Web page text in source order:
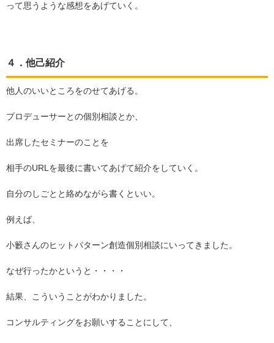
って思うような感想をあげていく。
４．他己紹介
他人のいいところをのせてあげる。
プロデューサーとの個別相談とか、
出席したセミナーのことを
相手のURLを最後に書いてあげて紹介をしていく。
自分のしごとと絡めながら書くといい。
例えば、
小籔さんのヒットパターン創造個別相談にいってきました。
なぜ行ったかというと・・・・
結果、こういうことがわかりました。
コンサルティングをお願いすることにして、